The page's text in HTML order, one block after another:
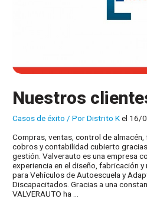
Nuestros
Casos de éxito / PorDistrito Kel 16/
Compras, ventas, control de
cobros y contabilidad cubierto
gestión. Valverauto es una empresa
experiencia en el diseño, fabricación
para Vehículos de Autoescuela y
Discapacitados. Gracias a una
VALVERAUTO ha …